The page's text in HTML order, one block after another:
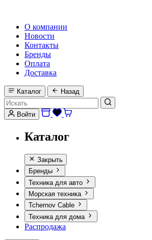
О компании
Новости
Контакты
Бренды
Оплата
Доставка
Каталог Назад
Войти
Каталог
Закрыть
Бренды
Техника для авто
Морская техника
Tchernov Cable
Техника для дома
Распродажа